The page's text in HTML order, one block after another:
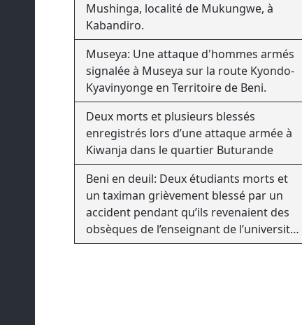
Mushinga, localité de Mukungwe, à
Kabandiro.
Museya: Une attaque d'hommes armés
signalée à Museya sur la route Kyondo-
Kyavinyonge en Territoire de Beni.
Deux morts et plusieurs blessés
enregistrés lors d’une attaque armée à
Kiwanja dans le quartier Buturande
Beni en deuil: Deux étudiants morts et
un taximan grièvement blessé par un
accident pendant qu’ils revenaient des
obsèques de l’enseignant de l’université
de l’assomption du Congo